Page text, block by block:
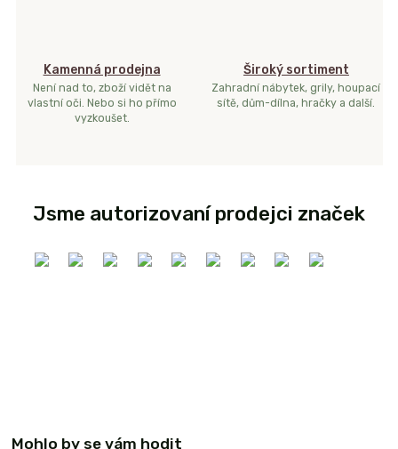
Kamenná prodejna
Není nad to, zboží vidět na
vlastní oči. Nebo si ho přímo
vyzkoušet.
Široký sortiment
Zahradní nábytek, grily, houpací
sítě, dům-dílna, hračky a další.
Jsme autorizovaní prodejci značek
Mohlo by se vám hodit